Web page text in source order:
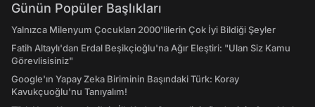
Günün Popüler Başlıkları
Yalnızca Milenyum Çocukları 2000'lilerin Çok İyi Bildiği Şeyler
Fatih Altaylı'dan Erdal Beşikçioğlu'na Ağır Eleştiri: "Ulan Siz Kamu
Görevlisisiniz"
Google'ın Yapay Zeka Biriminin Başındaki Türk: Koray
Kavukçuoğlu'nu Tanıyalım!